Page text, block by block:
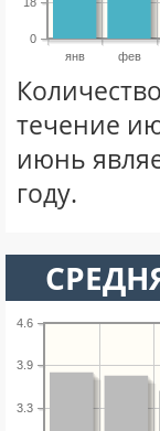
янв фев
0
течение
июнь
году.
3.3
3.9
4.6